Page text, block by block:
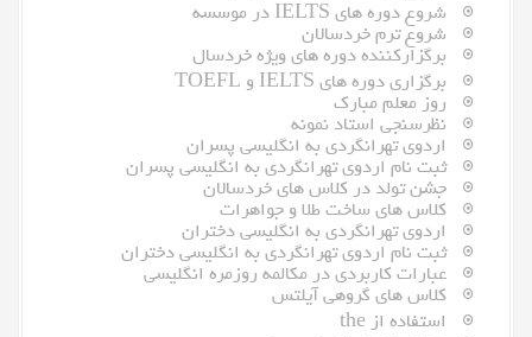
شروع دوره های IELTS در موسسه
شروع ترم خردسالان
برگزارکننده دوره های ویژه خردسال
برگزاری دوره های IELTS و TOEFL
روز معلم مبارک
نظرسنجی استاد نمونه
اردوی تهرانگردی به انگلیسی پسران
ثبت نام اردوی تهرانگردی به انگلیسی پسران
جشن تولد در کلاس های خردسالان
کلاس های ساخت طلا و جواهرات
اردوی تهرانگردی به انگلیسی دختران
ثبت نام اردوی تهرانگردی به انگلیسی دختران
عبارات کاربردی در مکالمه روزمره انگلیسی
کلاس های گروهی آیلتس
استفاده از the